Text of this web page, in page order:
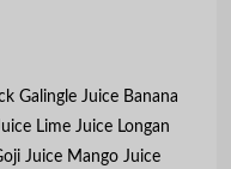
Galingle Juice Banana
Lime Juice Longan
Juice Mango Juice